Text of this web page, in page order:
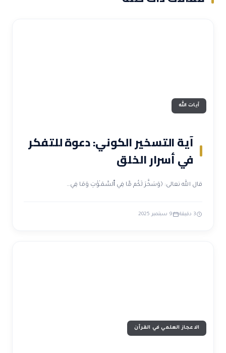
آيات الله
آية التسخير الكوني: دعوة للتفكر
في أسرار الخلق
قال الله تعالى: ﴿وَسَخَّرَ لَكُم مَّا فِي ٱلسَّمَـٰوَٰتِ وَمَا فِي…
3 دقيقة 9 سبتمبر 2025
الاعجاز العلمي في القرآن